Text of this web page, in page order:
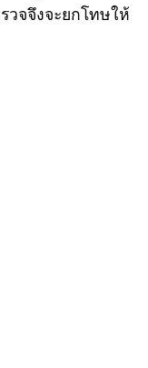
จจึงจะยกโทษให้